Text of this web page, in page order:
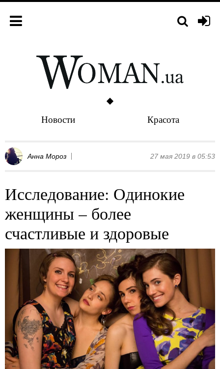
Новости Красота
Анна Мороз 27 мая 2019 в 05:53
Исследование: Одинокие
женщины – более
счастливые и здоровые